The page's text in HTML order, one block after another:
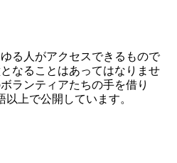
る人がアクセスできるもので
なることはあってはなりませ
ランティアたちの手を借り
上で公開しています。